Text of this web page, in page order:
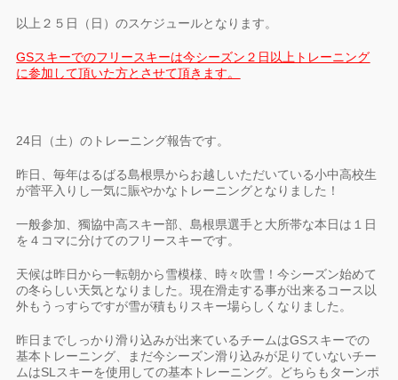
以上２５日（日）のスケジュールとなります。
GSスキーでのフリースキーは今シーズン２日以上トレーニング
に参加して頂いた方とさせて頂きます。
24日（土）のトレーニング報告です。
昨日、毎年はるばる島根県からお越しいただいている小中高校生
が菅平入りし一気に賑やかなトレーニングとなりました！
一般参加、獨協中高スキー部、島根県選手と大所帯な本日は１日
を４コマに分けてのフリースキーです。
天候は昨日から一転朝から雪模様、時々吹雪！今シーズン始めて
の冬らしい天気となりました。現在滑走する事が出来るコース以
外もうっすらですが雪が積もりスキー場らしくなりました。
昨日までしっかり滑り込みが出来ているチームはGSスキーでの
基本トレーニング、まだ今シーズン滑り込みが足りていないチー
ムはSLスキーを使用しての基本トレーニング。どちらもターンポ